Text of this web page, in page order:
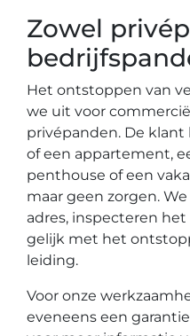
Zowel
Het ontstoppen van
we uit voor
privépanden. De
of een appartement,
penthouse of een
maar geen zorgen.
adres, inspecteren
gelijk met het
leiding.
Voor onze
eveneens een